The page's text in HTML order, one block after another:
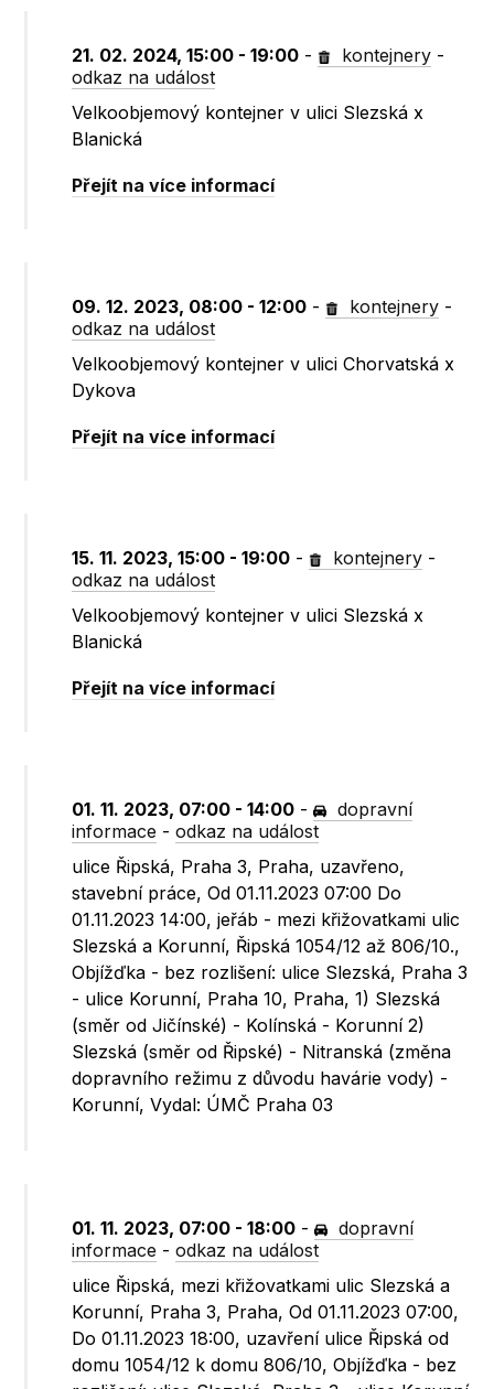
21. 02. 2024, 15:00 - 19:00 - kontejnery -
odkaz na událost
Velkoobjemový kontejner v ulici Slezská x
Blanická
Přejít na více informací
09. 12. 2023, 08:00 - 12:00 - kontejnery -
odkaz na událost
Velkoobjemový kontejner v ulici Chorvatská x
Dykova
Přejít na více informací
15. 11. 2023, 15:00 - 19:00 - kontejnery -
odkaz na událost
Velkoobjemový kontejner v ulici Slezská x
Blanická
Přejít na více informací
01. 11. 2023, 07:00 - 14:00 -
dopravní
informace -odkaz na událost
ulice Řipská, Praha 3, Praha, uzavřeno,
stavební práce, Od 01.11.2023 07:00 Do
01.11.2023 14:00, jeřáb - mezi křižovatkami ulic
Slezská a Korunní, Řipská 1054/12 až 806/10.,
Objížďka - bez rozlišení: ulice Slezská, Praha 3
- ulice Korunní, Praha 10, Praha, 1) Slezská
(směr od Jičínské) - Kolínská - Korunní 2)
Slezská (směr od Řipské) - Nitranská (změna
dopravního režimu z důvodu havárie vody) -
Korunní, Vydal: ÚMČ Praha 03
01. 11. 2023, 07:00 - 18:00 -
dopravní
informace -odkaz na událost
ulice Řipská, mezi křižovatkami ulic Slezská a
Korunní, Praha 3, Praha, Od 01.11.2023 07:00,
Do 01.11.2023 18:00, uzavření ulice Řipská od
domu 1054/12 k domu 806/10, Objížďka - bez